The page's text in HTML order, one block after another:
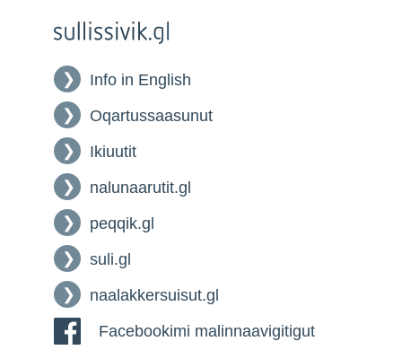
Info in English
Oqartussaasunut
Ikiuutit
nalunaarutit.gl
peqqik.gl
suli.gl
naalakkersuisut.gl
Facebookimi malinnaavigitigut